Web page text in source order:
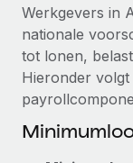
Lever en
Entiteiten
Stel snel
Mobiliteit en
Plaats
EOR en PEO
Contractor
Belastingen
Naar de blog
Werkgevers in
nationale
tot lonen,
Hieronder